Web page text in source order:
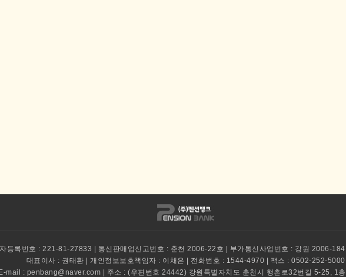
등록번호 : 221-81-27833 | 통신판매업신고번호 : 춘천 2006-22호 | 부가통신사업번호 : 강원 2006-
대표이사 : 권태환 | 개인정보보호책임자 : 이채은 | 전화번호 : 1544-4970 | 팩스 : 0502-252-5000
E-mail : penbang@naver.com | 주소 : (우편번호 24442) 강원특별자치도 춘천시 행촌로32번길 5-25, 1